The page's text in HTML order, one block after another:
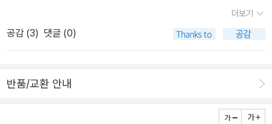
한 책이 계속 나온다.학교에 다니는 1호와 2호는 매일매일 수업을 듣
고 정글인 초등교실에서 인간관계를 이어오느라 나름 많이 힘든 듯하
결국 심리적 에너지가 축적되어야 살아갈 힘을 낼 수 있지 않을
보다 청년기)의 내 상태에 비추어억지로 끼워맞춘 것이고 어린 시절
없지만 사진속에 사진을 들여다보게 되는 마법에 빠지게 하는모두 모
두 2세가 아닌 아가들에게도 보여주고 읽혀주먼 행복해할 거 같은 책
들이다.
더보기
공감 (3) 댓글 (0)
반품/교환 안내